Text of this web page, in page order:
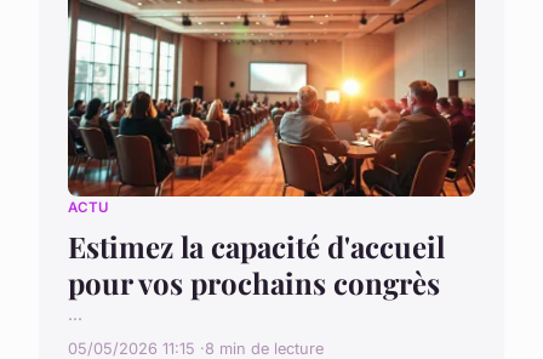
ACTU
Estimez la capacité d'accueil
pour vos prochains congrès
...
05/05/2026 11:15 8 min de lecture